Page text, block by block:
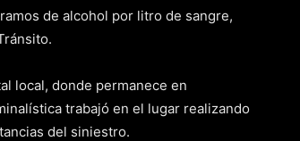
de alcohol por litro de sangre,
local, donde permanece en
trabajó en el lugar realizando
del siniestro.